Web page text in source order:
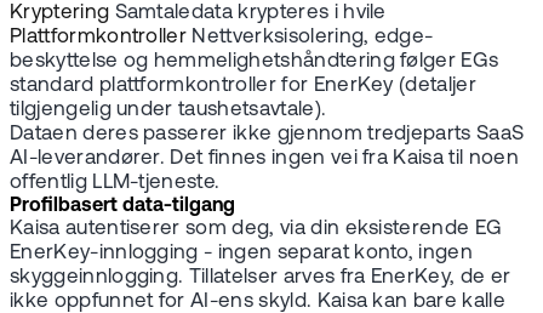
Kryptering Samtaledata krypteres i hvile
Plattformkontroller Nettverksisolering, edge-
beskyttelse og hemmelighetshåndtering følger EGs
standard plattformkontroller for EnerKey (detaljer
tilgjengelig under taushetsavtale).
Dataen deres passerer ikke gjennom tredjeparts SaaS
AI-leverandører. Det finnes ingen vei fra Kaisa til noen
offentlig LLM-tjeneste.
Profilbasert data-tilgang
Kaisa autentiserer som deg, via din eksisterende EG
EnerKey-innlogging - ingen separat konto, ingen
skyggeinnlogging. Tillatelser arves fra EnerKey, de er
ikke oppfunnet for AI-ens skyld. Kaisa kan bare kalle